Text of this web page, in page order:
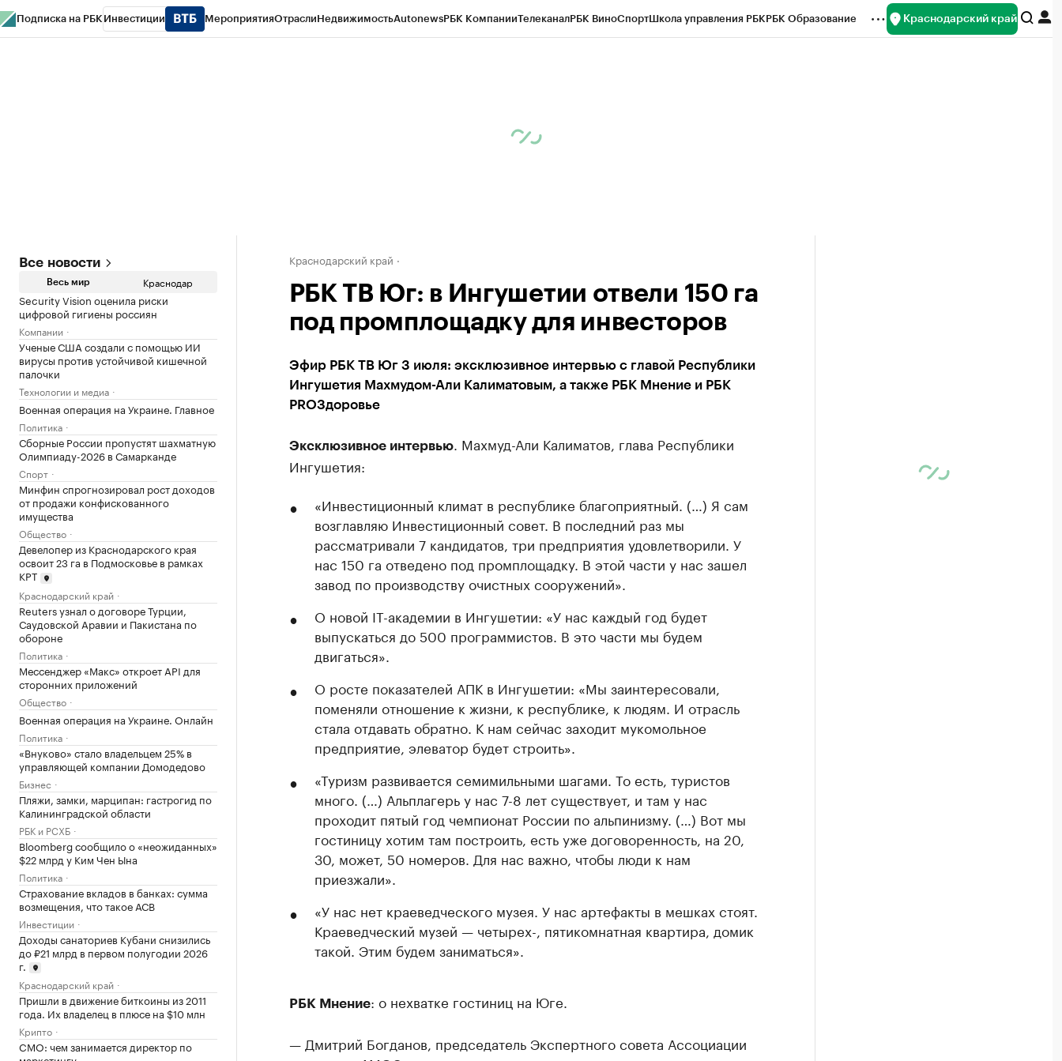
Подписка на РБК Инвестиции МероприятияОтраслиНедвижимостьAutonewsРБК КомпанииТелеканалРБК ВиноСпортШкола управления РБКРБК Образование Краснодарский край
Все новости
Весь мир Краснодар
Security Vision оценила риски
цифровой гигиены россиян
Компании
Ученые США создали с помощью ИИ
вирусы против устойчивой кишечной
палочки
Технологии и медиа
Военная операция на Украине. Главное
Политика
Сборные России пропустят шахматную
Олимпиаду-2026 в Самарканде
Спорт
Минфин спрогнозировал рост доходов
от продажи конфискованного
имущества
Общество
Девелопер из Краснодарского края
освоит 23 га в Подмосковье в рамках
КРТ
Краснодарский край
Reuters узнал о договоре Турции,
Саудовской Аравии и Пакистана по
обороне
Политика
Мессенджер «Макс» откроет API для
сторонних приложений
Общество
Военная операция на Украине. Онлайн
Политика
«Внуково» стало владельцем 25% в
управляющей компании Домодедово
Бизнес
Пляжи, замки, марципан: гастрогид по
Калининградской области
РБК и РСХБ
Bloomberg сообщило о «неожиданных»
$22 млрд у Ким Чен Ына
Политика
Страхование вкладов в банках: сумма
возмещения, что такое АСВ
Инвестиции
Доходы санаториев Кубани снизились
до ₽21 млрд в первом полугодии 2026
г.
Краснодарский край
Пришли в движение биткоины из 2011
года. Их владелец в плюсе на $10 млн
Крипто
CMO: чем занимается директор по
Краснодарский край
РБК ТВ Юг: в Ингушетии отвели 150 га
под промплощадку для инвесторов
Эфир РБК ТВ Юг 3 июля: эксклюзивное интервью с главой Республики
Ингушетия Махмудом-Али Калиматовым, а также РБК Мнение и РБК
PROЗдоровье
Эксклюзивное интервью. Махмуд-Али Калиматов, глава Республики
Ингушетия:
«Инвестиционный климат в республике благоприятный. (…) Я сам
возглавляю Инвестиционный совет. В последний раз мы
рассматривали 7 кандидатов, три предприятия удовлетворили. У
нас 150 га отведено под промплощадку. В этой части у нас зашел
завод по производству очистных сооружений».
О новой IT-академии в Ингушетии: «У нас каждый год будет
выпускаться до 500 программистов. В это части мы будем
двигаться».
О росте показателей АПК в Ингушетии: «Мы заинтересовали,
поменяли отношение к жизни, к республике, к людям. И отрасль
стала отдавать обратно. К нам сейчас заходит мукомольное
предприятие, элеватор будет строить».
«Туризм развивается семимильными шагами. То есть, туристов
много. (…) Альплагерь у нас 7-8 лет существует, и там у нас
проходит пятый год чемпионат России по альпинизму. (…) Вот мы
гостиницу хотим там построить, есть уже договоренность, на 20,
30, может, 50 номеров. Для нас важно, чтобы люди к нам
приезжали».
«У нас нет краеведческого музея. У нас артефакты в мешках стоят.
Краеведческий музей — четырех-, пятикомнатная квартира, домик
такой. Этим будем заниматься».
РБК Мнение: о нехватке гостиниц на Юге.
— Дмитрий Богданов, председатель Экспертного совета Ассоциации